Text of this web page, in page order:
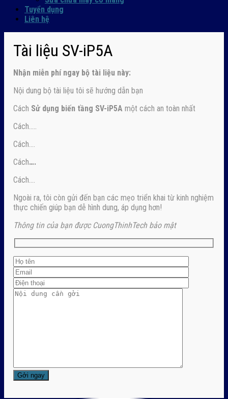
Tuyển dụng
Liên hệ
Tài liệu SV-iP5A
Nhận miễn phí ngay bộ tài liệu này:
Nội dung bộ tài liệu tôi sẽ hướng dẫn bạn
Cách Sử dụng biến tầng SV-iP5A một cách an toàn nhất
Cách…..
Cách….
Cách….
Cách….
Ngoài ra, tôi còn gửi đến bạn các mẹo triển khai từ kinh nghiệm
thực chiến giúp bạn dễ hình dung, áp dụng hơn!
Thông tin của bạn được CuongThinhTech bảo mật